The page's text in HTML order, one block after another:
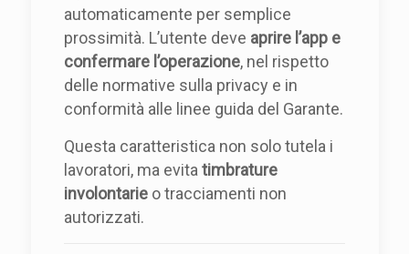
automaticamente per semplice
prossimità. L’utente deve aprire l’app e
confermare l’operazione, nel rispetto
delle normative sulla privacy e in
conformità alle linee guida del Garante.
Questa caratteristica non solo tutela i
lavoratori, ma evitatimbrature
involontarie o tracciamenti non
autorizzati.